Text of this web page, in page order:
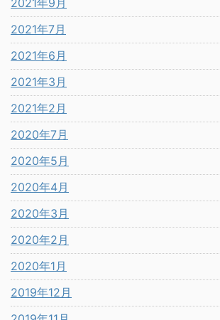
2021年7月
2021年6月
2021年3月
2021年2月
2020年7月
2020年5月
2020年4月
2020年3月
2020年2月
2020年1月
2019年12月